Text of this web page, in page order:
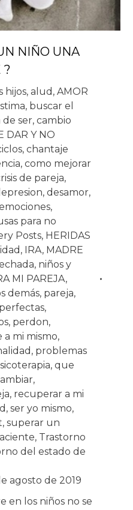
NIÑO UNA
?
hijos, alud , AMOR
, buscar el
de ser, cambio
DAR Y NO
, chantaje
, como mejorar
de pareja,
, desamor,
,
para no
Posts, HERIDAS
, IRA, MADRE
, niños y
MI PAREJA,
demás, pareja,
,
, perdon,
mi mismo,
, problemas
, que
,
, recuperar a mi
, ser yo mismo,
, superar un
, Trastorno
del estado de
agosto de 2019
en los niños no se